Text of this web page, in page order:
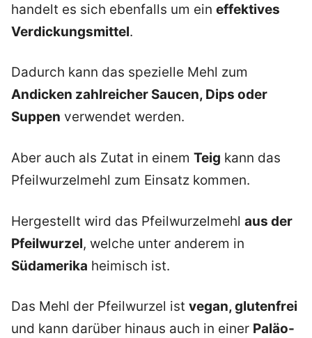
handelt es sich ebenfalls um ein effektives
Verdickungsmittel.
Dadurch kann das spezielle Mehl zum
Andicken zahlreicher Saucen, Dips oder
Suppen verwendet werden.
Aber auch als Zutat in einem Teig kann das
Pfeilwurzelmehl zum Einsatz kommen.
Hergestellt wird das Pfeilwurzelmehl aus der
Pfeilwurzel, welche unter anderem in
Südamerika heimisch ist.
Das Mehl der Pfeilwurzel ist vegan, glutenfrei
und kann darüber hinaus auch in einer Paläo-